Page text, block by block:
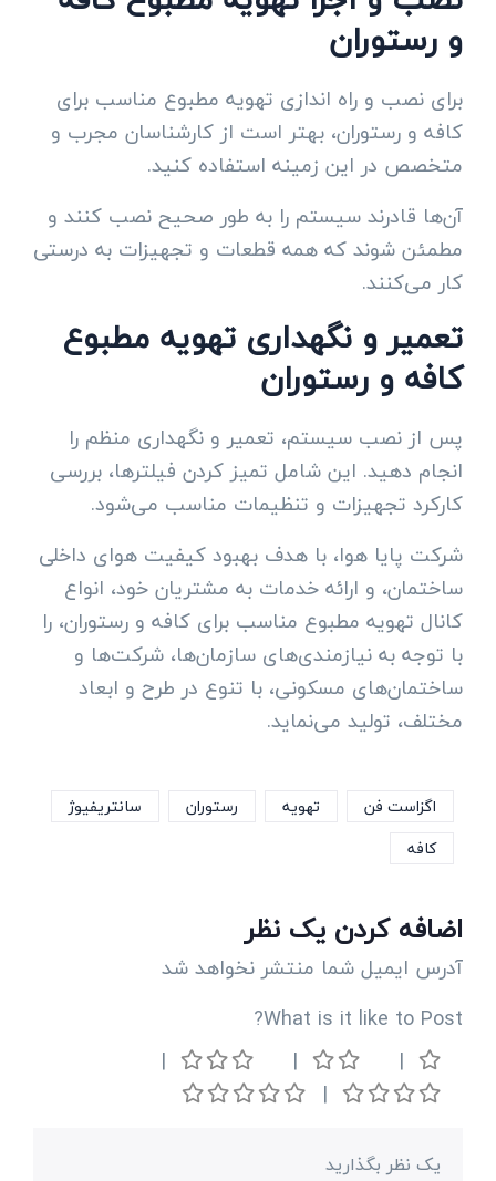
و رستوران
برای نصب و راه اندازی تهویه مطبوع مناسب برای
کافه و رستوران، بهتر است از کارشناسان مجرب و
متخصص در این زمینه استفاده کنید.
آن‌ها قادرند سیستم را به طور صحیح نصب کنند و
مطمئن شوند که همه قطعات و تجهیزات به درستی
کار می‌کنند.
تعمیر و نگهداری تهویه مطبوع
کافه و رستوران
پس از نصب سیستم، تعمیر و نگهداری منظم را
انجام دهید. این شامل تمیز کردن فیلترها، بررسی
کارکرد تجهیزات و تنظیمات مناسب می‌شود.
شرکت پایا هوا، با هدف بهبود کیفیت هوای داخلی
ساختمان، و ارائه خدمات به مشتریان خود، انواع
کانال تهویه مطبوع مناسب برای کافه و رستوران، را
با توجه به نیازمندی‌های سازمان‌ها، شرکت‌ها و
ساختمان‌های مسکونی، با تنوع در طرح و ابعاد
مختلف، تولید می‌نماید.
اگزاست فن تهویه رستوران
سانتریفیوژ
کافه
اضافه کردن یک نظر
آدرس ایمیل شما منتشر نخواهد شد
What is it like to Post?